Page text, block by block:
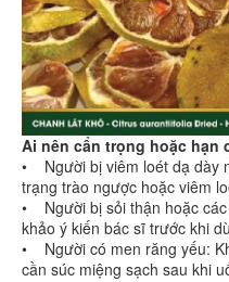
Ai nên cẩn trọng hoặc hạn
• Người bị viêm loét dạ dày
trạng trào ngược hoặc viêm
• Người bị sỏi thận hoặc
khảo ý kiến bác sĩ trước khi
• Người có men răng yếu:
cần súc miệng sạch sau khi